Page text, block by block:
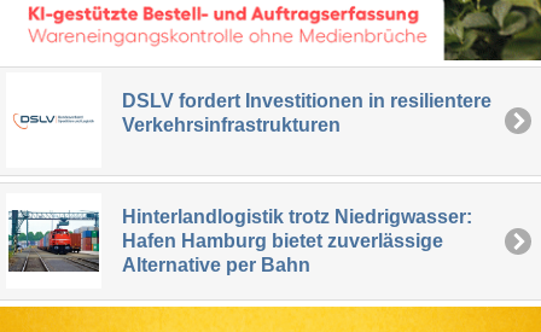
DSLV fordert Investitionen in resilientere
Verkehrsinfrastrukturen
Hinterlandlogistik trotz Niedrigwasser:
Hafen Hamburg bietet zuverlässige
Alternative per Bahn